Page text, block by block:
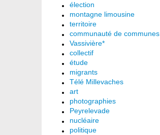
élection
montagne limousine
territoire
communauté de communes
Vassivière*
collectif
étude
migrants
Télé Millevaches
art
photographies
Peyrelevade
nucléaire
politique